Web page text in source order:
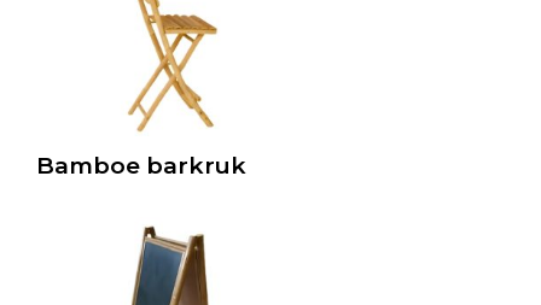
Bamboe barkruk